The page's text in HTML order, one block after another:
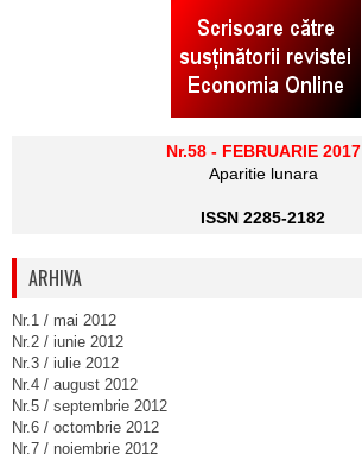
Nr.58 - FEBRUARIE 2017
Aparitie lunara
ISSN 2285-2182
ARHIVA
Nr.1 / mai 2012
Nr.2 / iunie 2012
Nr.3 / iulie 2012
Nr.4 / august 2012
Nr.5 / septembrie 2012
Nr.6 / octombrie 2012
Nr.7 / noiembrie 2012